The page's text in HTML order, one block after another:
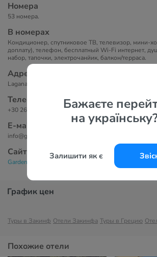
Бажаєте
на
Залишити як є
Номера
53 номера.
В номерах
Кондиционер, спутниковое ТВ, телевизор, мини-
доплату), телефон, бесплатный Wi-Fi интернет,
набор, тапочки, электрочанйик, балкон/терраса.
Адрес
Laganas Zakytnhos
Телефоны
+30 26950 24016
Е-маil
info@gardenpalacehotel.gr
Сайт
Garden Palace Hotel 3*
График цен
Туры в Закинф Отели Закинфа Туры в Грецию
Похожие отели